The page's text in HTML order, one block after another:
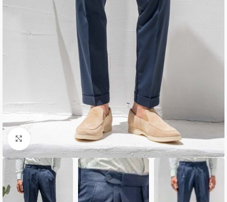
Κλικ για μεγέθυνση